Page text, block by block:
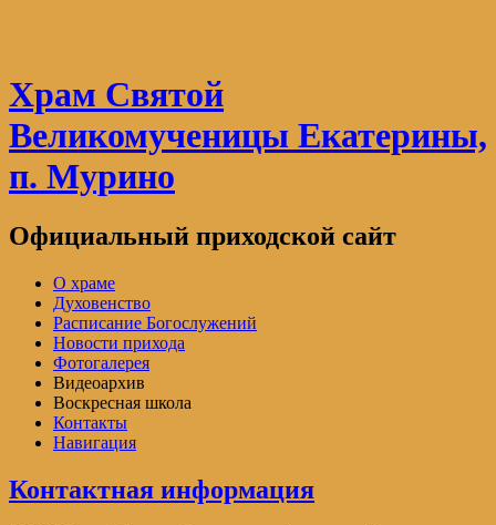
Храм Святой
Великомученицы Екатерины,
п. Мурино
Официальный приходской сайт
О храме
Духовенство
Расписание Богослужений
Новости прихода
Фотогалерея
Видеоархив
Воскресная школа
Контакты
Навигация
Контактная информация